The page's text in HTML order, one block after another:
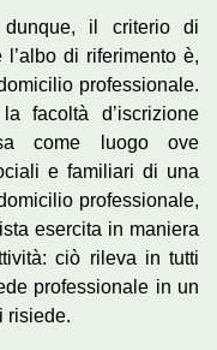
il criterio di
di riferimento è,
professionale.
facoltà d’iscrizione
come luogo ove
e familiari di una
professionale,
esercita in maniera
ciò rileva in tutti
professionale in un
risiede.